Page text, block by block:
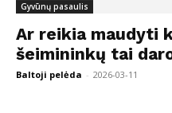
Gyvūnų pasaulis
Ar reikia maudyti
šeimininkų tai
Baltoji pelėda - 2026-03-11